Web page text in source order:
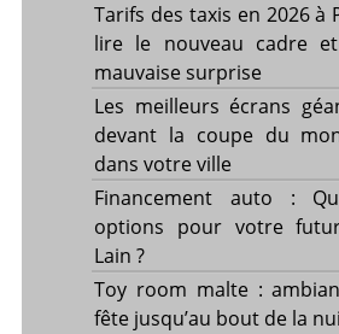
Tarifs des taxis en 2026 à
lire le nouveau cadre
mauvaise surprise
Les meilleurs écrans
devant la coupe du
dans votre ville
Financement auto :
options pour votre
Lain ?
Toy room malte :
fête jusqu’au bout de la